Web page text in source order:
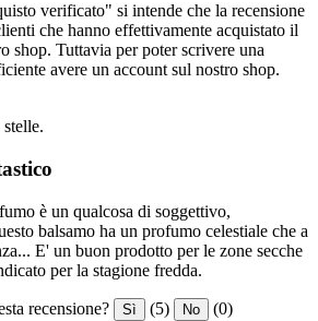
verificato" si intende che la recensione
che hanno effettivamente acquistato il
shop. Tuttavia per poter scrivere una
avere un account sul nostro shop.
è un qualcosa di soggettivo,
balsamo ha un profumo celestiale che a
E' un buon prodotto per le zone secche
per la stagione fredda.
recensione? Sì (5) No (0)